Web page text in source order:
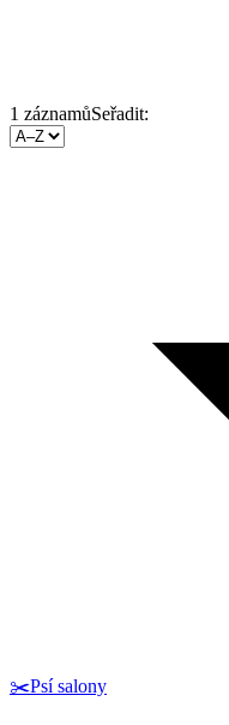
1 záznamůSeřadit:
✂️Psí salony